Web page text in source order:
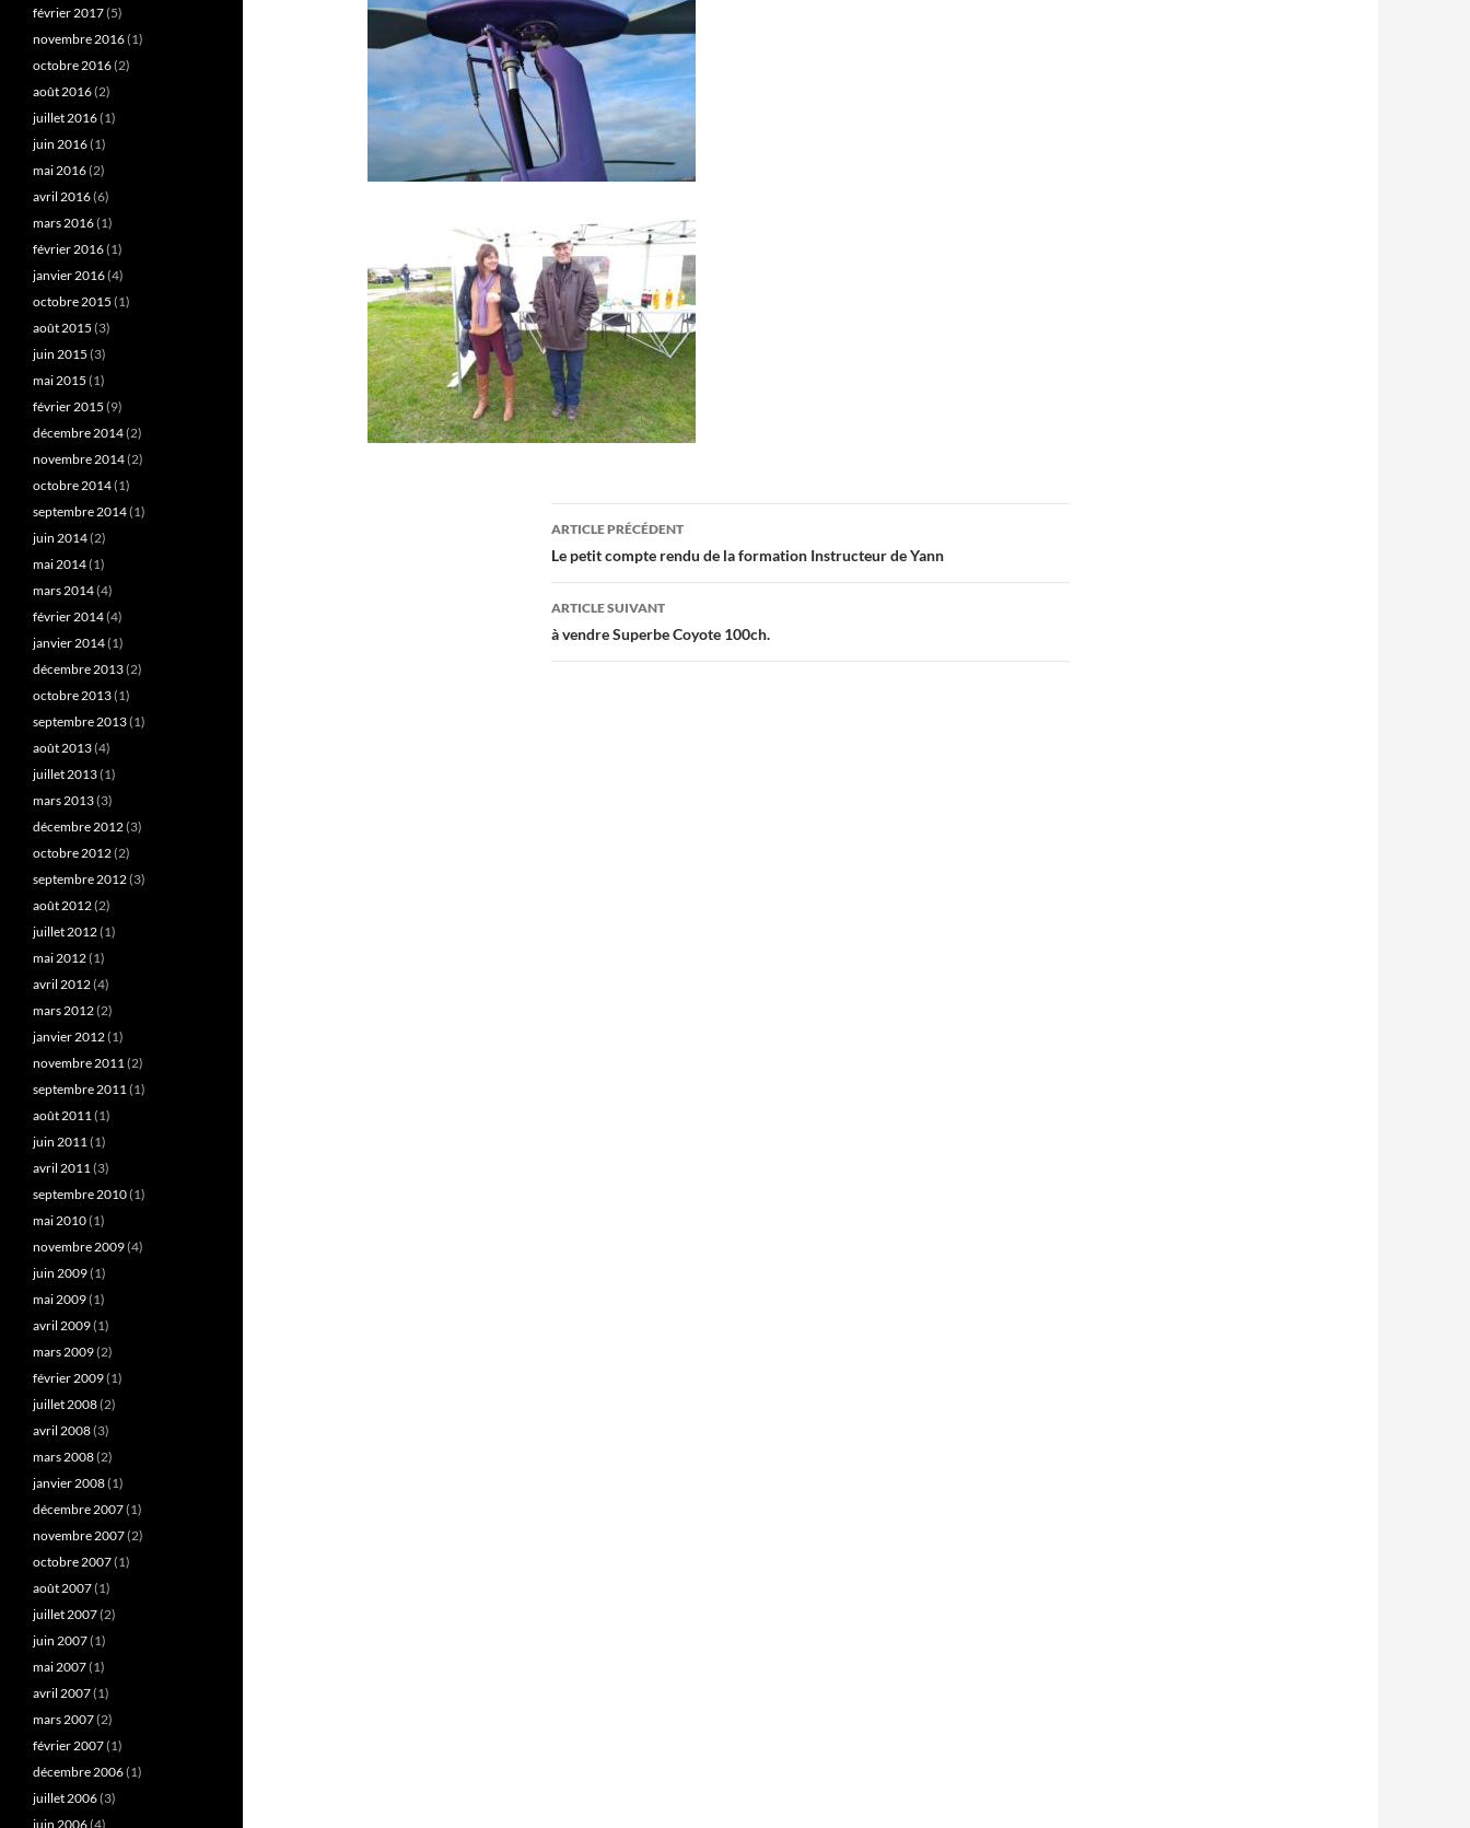
Navigation
des
articles
ARTICLE PRÉCÉDENT
Le petit compte rendu de la formation Instructeur de Yann
ARTICLE SUIVANT
à vendre Superbe Coyote 100ch.
février 2017(5)
novembre 2016(1)
octobre 2016(2)
août 2016(2)
juillet 2016(1)
juin 2016(1)
mai 2016(2)
avril 2016(6)
mars 2016(1)
février 2016(1)
janvier 2016(4)
octobre 2015 (1)
août 2015 (3)
juin 2015 (3)
mai 2015 (1)
février 2015 (9)
décembre 2014(2)
novembre 2014(2)
octobre 2014(1)
septembre 2014(1)
juin 2014(2)
mai 2014(1)
mars 2014(4)
février 2014(4)
janvier 2014(1)
décembre 2013(2)
octobre 2013(1)
septembre 2013(1)
août 2013(4)
juillet 2013(1)
mars 2013(3)
décembre 2012(3)
octobre 2012(2)
septembre 2012(3)
août 2012(2)
juillet 2012(1)
mai 2012(1)
avril 2012(4)
mars 2012(2)
janvier 2012(1)
novembre 2011(2)
septembre 2011(1)
août 2011(1)
juin 2011(1)
avril 2011(3)
septembre 2010(1)
mai 2010(1)
novembre 2009(4)
juin 2009(1)
mai 2009(1)
avril 2009(1)
mars 2009(2)
février 2009(1)
juillet 2008(2)
avril 2008(3)
mars 2008(2)
janvier 2008(1)
décembre 2007(1)
novembre 2007(2)
octobre 2007(1)
août 2007(1)
juillet 2007(2)
juin 2007(1)
mai 2007(1)
avril 2007(1)
mars 2007(2)
février 2007(1)
décembre 2006(1)
juillet 2006(3)
juin 2006(4)